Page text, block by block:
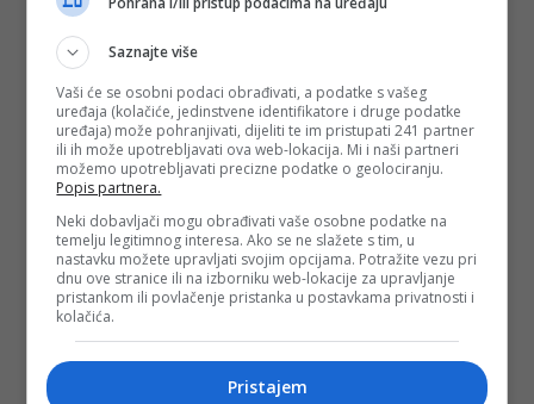
Saznajte više
Vaši će se osobni podaci obrađivati, a podatke s vašeg
uređaja (kolačiće, jedinstvene identifikatore i druge podatke
uređaja) može pohranjivati, dijeliti te im pristupati 241 partner
ili ih može upotrebljavati ova web-lokacija. Mi i naši partneri
možemo upotrebljavati precizne podatke o geolociranju.
Popis partnera.
Neki dobavljači mogu obrađivati vaše osobne podatke na
temelju legitimnog interesa. Ako se ne slažete s tim, u
nastavku možete upravljati svojim opcijama. Potražite vezu pri
dnu ove stranice ili na izborniku web-lokacije za upravljanje
pristankom ili povlačenje pristanka u postavkama privatnosti i
kolačića.
Pristajem